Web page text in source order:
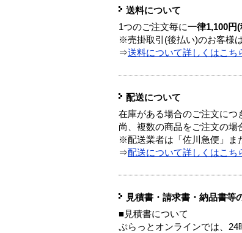
送料について
1つのご注文毎に一律1,100円
※売掛取引(後払い)のお客様
⇒送料について詳しくはこち
配送について
在庫がある場合のご注文につ
尚、複数の商品をご注文の場
※配送業者は「佐川急便」ま
⇒配送について詳しくはこち
見積書・請求書・納品書等
■見積書について
ぷらっとオンラインでは、24